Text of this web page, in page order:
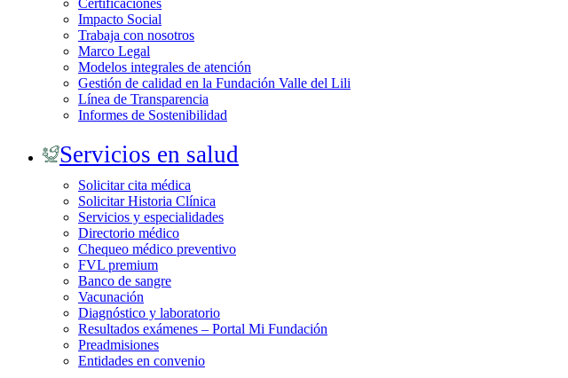
Impacto Social
Trabaja con nosotros
Marco Legal
Modelos integrales de atención
Gestión de calidad en la Fundación Valle del Lili
Línea de Transparencia
Informes de Sostenibilidad
Servicios en salud
Solicitar cita médica
Solicitar Historia Clínica
Servicios y especialidades
Directorio médico
Chequeo médico preventivo
FVL premium
Banco de sangre
Vacunación
Diagnóstico y laboratorio
Resultados exámenes – Portal Mi Fundación
Preadmisiones
Entidades en convenio